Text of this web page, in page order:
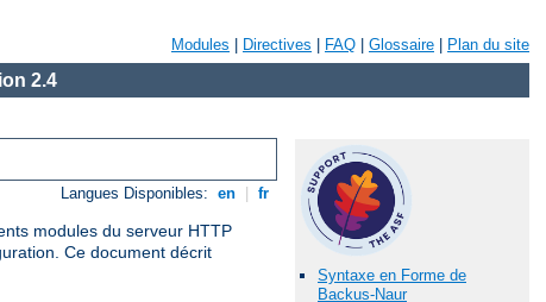
Modules Directives FAQ Glossaire Plan du site
2.4
Langues Disponibles: en fr
modules du serveur HTTP
Ce document décrit
Syntaxe en Forme de
Backus-Naur